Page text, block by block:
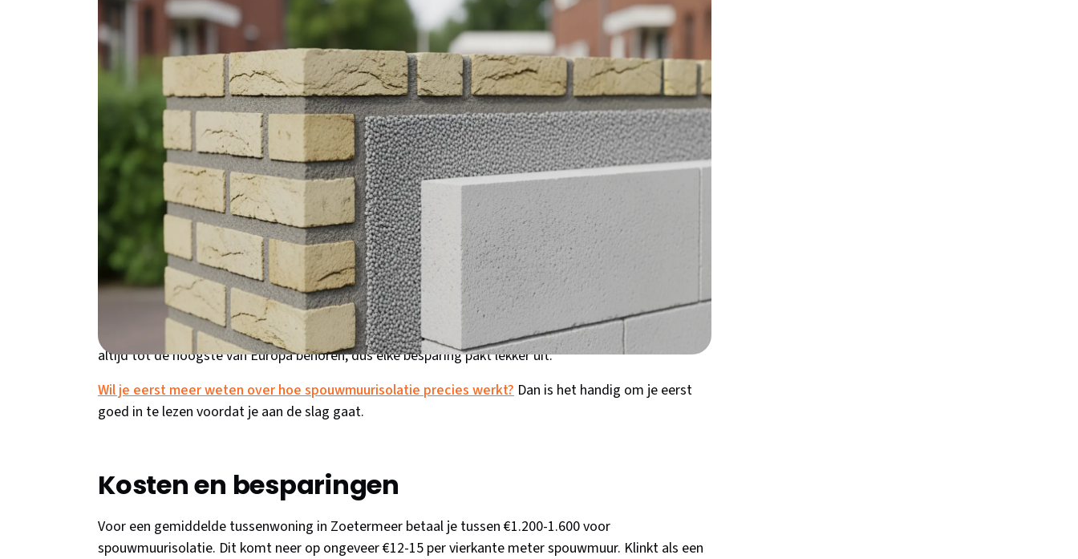
Woon je in Zoetermeer en vraag je je af of spouwmuurisolatie de moeite waard is? Met
energierekeningen die richting €250-300 per maand gaan, bespaar je al snel €400-600 per jaar met
deze slimme investering. In dit artikel lees je alles over kosten, subsidies en praktische tips
specifiek voor Zoetermeerders.
Waarom kiezen voor spouwmuurisolatie in
Zoetermeer?
Woon je in een jaren '70 woning in Meerzicht of een rijtjeswoning uit de jaren '80 in Noordhove? Dan
heb je waarschijnlijk een spouwmuur die nog niet geïsoleerd is. In Zuid-Holland hebben we weliswaar
zachte winters, maar de vochtige zeewinden zorgen er wel voor dat je huis flink afkoelt. Zoetermeer
kent bovendien veel woningtypen uit de uitbreidingsperiode van de jaren '70-'90, die standaard
werden gebouwd met ongeïsoleerde spouwmuren. Het klimaat in onze regio is perfect voor
spouwmuurisolatie: niet te vochtig, niet te droog. Daarbij komt dat de energieprijzen in Nederland nog
altijd tot de hoogste van Europa behoren, dus elke besparing pakt lekker uit.
Wil je eerst meer weten over hoe spouwmuurisolatie precies werkt? Dan is het handig om je eerst
goed in te lezen voordat je aan de slag gaat.
Kosten en besparingen
Voor een gemiddelde tussenwoning in Zoetermeer betaal je tussen €1.200-1.600 voor
spouwmuurisolatie. Dit komt neer op ongeveer €12-15 per vierkante meter spouwmuur. Klinkt als een